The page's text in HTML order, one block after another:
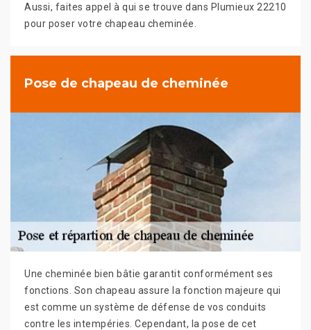
Aussi, faites appel à qui se trouve dans Plumieux 22210
pour poser votre chapeau cheminée.
Pose de chapeau de cheminée
Une cheminée bien bâtie garantit conformément ses
fonctions. Son chapeau assure la fonction majeure qui
est comme un système de défense de vos conduits
contre les intempéries. Cependant, la pose de cet